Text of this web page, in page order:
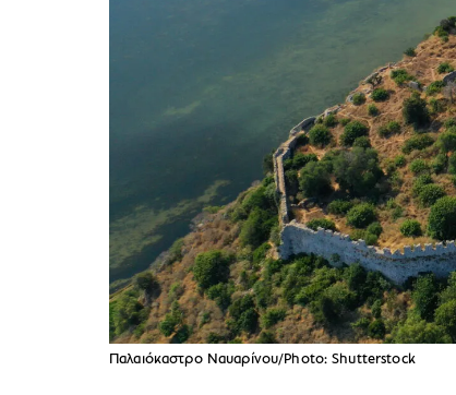
Παλαιόκαστρο Ναυαρίνου/Photo: Shutterstock